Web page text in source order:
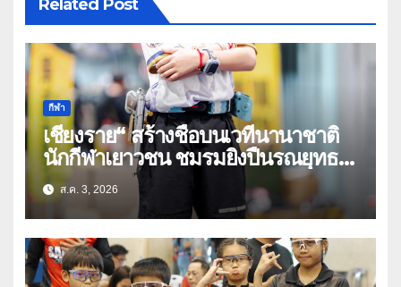
Related Post
กีฬา
เชียงราย“ สร้างชื่อบนเวทีนานาชาติ
นักกีฬาเยาวชน ชมรมยิงปืนรณยุทธ
อัดลมเบาเชียงราย คว้าหลายรางวัล
ในศึก THPSA IPSC Action Air
Level 3
ส.ค. 3, 2026